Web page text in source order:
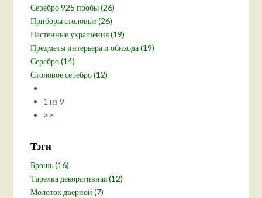
Серебро 925 пробы (26)
Приборы столовые (26)
Настенные украшения (19)
Предметы интерьера и обихода (19)
Серебро (14)
Столовое серебро (12)
1 из 9
>>
Тэги
Брошь (16)
Тарелка декоративная (12)
Молоток дверной (7)